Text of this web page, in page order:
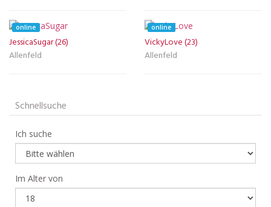
online
JessicaSugar (26)
Allenfeld
online
VickyLove (23)
Allenfeld
Schnellsuche
Ich suche
Im Alter von